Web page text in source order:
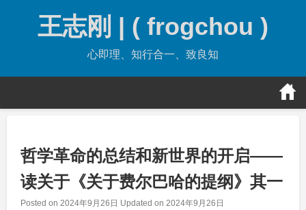
王志刚 | ( frogchou )
心即理、知行合一、致良知
哲学革命的总结和新世界的开启——
读关于《关于费尔巴哈的提纲》其一
Posted on 2024年9月26日 Updated on 2024年9月26日